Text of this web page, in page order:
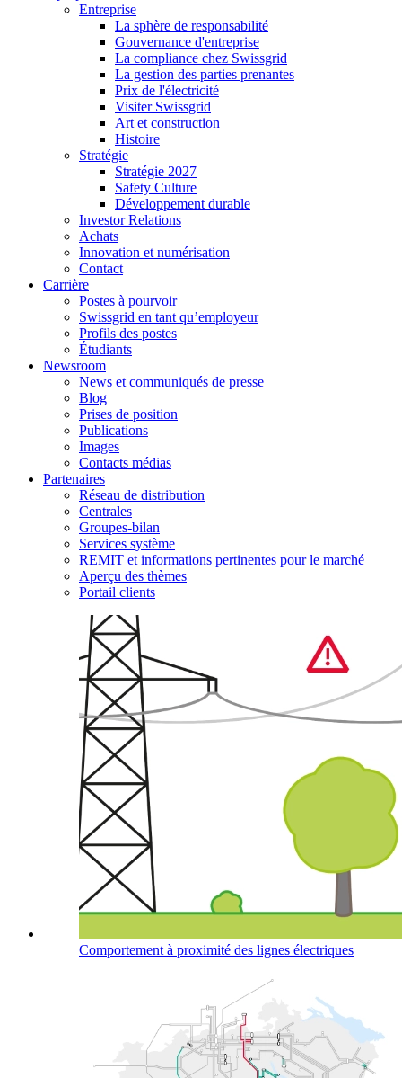
Entreprise
La sphère de responsabilité
Gouvernance d'entreprise
La compliance chez Swissgrid
La gestion des parties prenantes
Prix de l'électricité
Visiter Swissgrid
Art et construction
Histoire
Stratégie
Stratégie 2027
Safety Culture
Développement durable
Investor Relations
Achats
Innovation et numérisation
Contact
Carrière
Postes à pourvoir
Swissgrid en tant qu’employeur
Profils des postes
Étudiants
Newsroom
News et communiqués de presse
Blog
Prises de position
Publications
Images
Contacts médias
Partenaires
Réseau de distribution
Centrales
Groupes-bilan
Services système
REMIT et informations pertinentes pour le marché
Aperçu des thèmes
Portail clients
Comportement à proximité des lignes électriques